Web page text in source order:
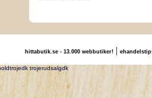
hittabutik.se - 13.000 webbutiker!|
& fodboldtrojedk trojerudsalgdk